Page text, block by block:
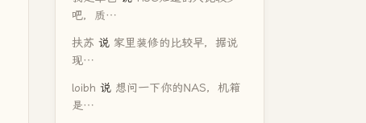
吧，质…
扶苏 说 家里装修的比较早，据说
现…
loibh 说 想问一下你的NAS，机箱
是…